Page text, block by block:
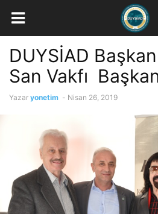
DUYSİAD
San Vakfı
Yazar yonetim - Nisan 26, 2019